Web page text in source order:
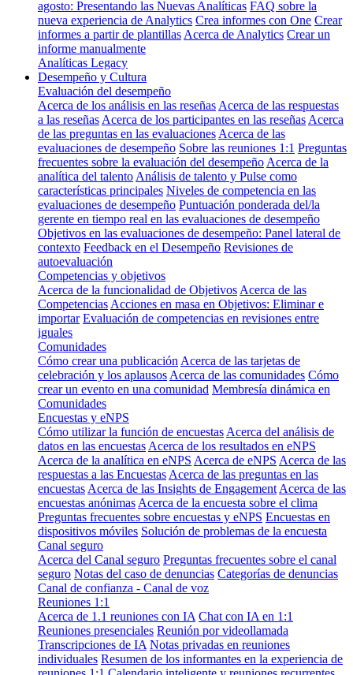
agosto: Presentando las Nuevas Analíticas FAQ sobre la
nueva experiencia de Analytics Crea informes con One Crear
informes a partir de plantillas Acerca de Analytics Crear un
informe manualmente
Analíticas Legacy
Desempeño y Cultura
Evaluación del desempeño
Acerca de los análisis en las reseñas Acerca de las respuestas
a las reseñas Acerca de los participantes en las reseñas Acerca
de las preguntas en las evaluaciones Acerca de las
evaluaciones de desempeño Sobre las reuniones 1:1 Preguntas
frecuentes sobre la evaluación del desempeño Acerca de la
analítica del talento Análisis de talento y Pulse como
características principales Niveles de competencia en las
evaluaciones de desempeño Puntuación ponderada del/la
gerente en tiempo real en las evaluaciones de desempeño
Objetivos en las evaluaciones de desempeño: Panel lateral de
contexto Feedback en el Desempeño Revisiones de
autoevaluación
Competencias y objetivos
Acerca de la funcionalidad de Objetivos Acerca de las
Competencias Acciones en masa en Objetivos: Eliminar e
importar Evaluación de competencias en revisiones entre
iguales
Comunidades
Cómo crear una publicación Acerca de las tarjetas de
celebración y los aplausos Acerca de las comunidades Cómo
crear un evento en una comunidad Membresía dinámica en
Comunidades
Encuestas y eNPS
Cómo utilizar la función de encuestas Acerca del análisis de
datos en las encuestas Acerca de los resultados en eNPS
Acerca de la analítica en eNPS Acerca de eNPS Acerca de las
respuestas a las Encuestas Acerca de las preguntas en las
encuestas Acerca de las Insights de Engagement Acerca de las
encuestas anónimas Acerca de la encuesta sobre el clima
Preguntas frecuentes sobre encuestas y eNPS Encuestas en
dispositivos móviles Solución de problemas de la encuesta
Canal seguro
Acerca del Canal seguro Preguntas frecuentes sobre el canal
seguro Notas del caso de denuncias Categorías de denuncias
Canal de confianza - Canal de voz
Reuniones 1:1
Acerca de 1.1 reuniones con IA Chat con IA en 1:1
Reuniones presenciales Reunión por videollamada
Transcripciones de IA Notas privadas en reuniones
individuales Resumen de los informantes en la experiencia de